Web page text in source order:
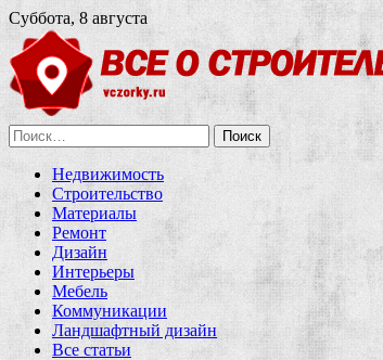
Суббота, 8 августа
Найти:
Недвижимость
Строительство
Материалы
Ремонт
Дизайн
Интерьеры
Мебель
Коммуникации
Ландшафтный дизайн
Все статьи